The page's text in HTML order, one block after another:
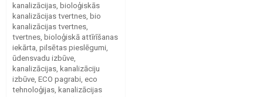
kanalizācijas, bioloģiskās
kanalizācijas tvertnes, bio
kanalizācijas tvertnes,
tvertnes, bioloģiskā attīrīšanas
iekārta, pilsētas pieslēgumi,
ūdensvadu izbūve,
kanalizācijas, kanalizāciju
izbūve, ECO pagrabi, eco
tehnoloģijas, kanalizācijas